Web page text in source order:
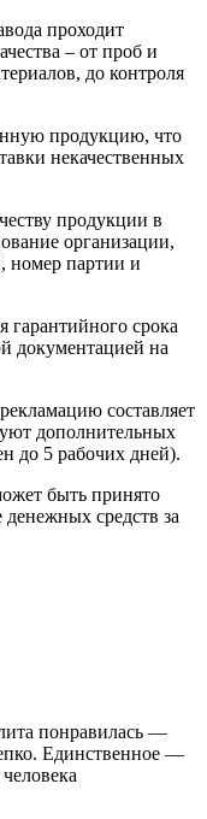
проходит
– от проб и
до контроля
продукцию, что
некачественных
продукции в
организации,
номер партии и
гарантийного срока
документацией на
составляет
дополнительных
до 5 рабочих дней).
быть принято
средств за
понравилась —
Единственное —